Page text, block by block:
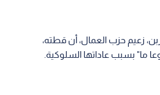
زعيم حزب العمال، أن قطته،
ما" بسبب عاداتها السلوكية.